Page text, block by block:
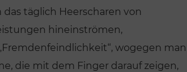
täglich Heerscharen von
hineinströmen,
wogegen man
die mit dem Finger darauf zeigen,